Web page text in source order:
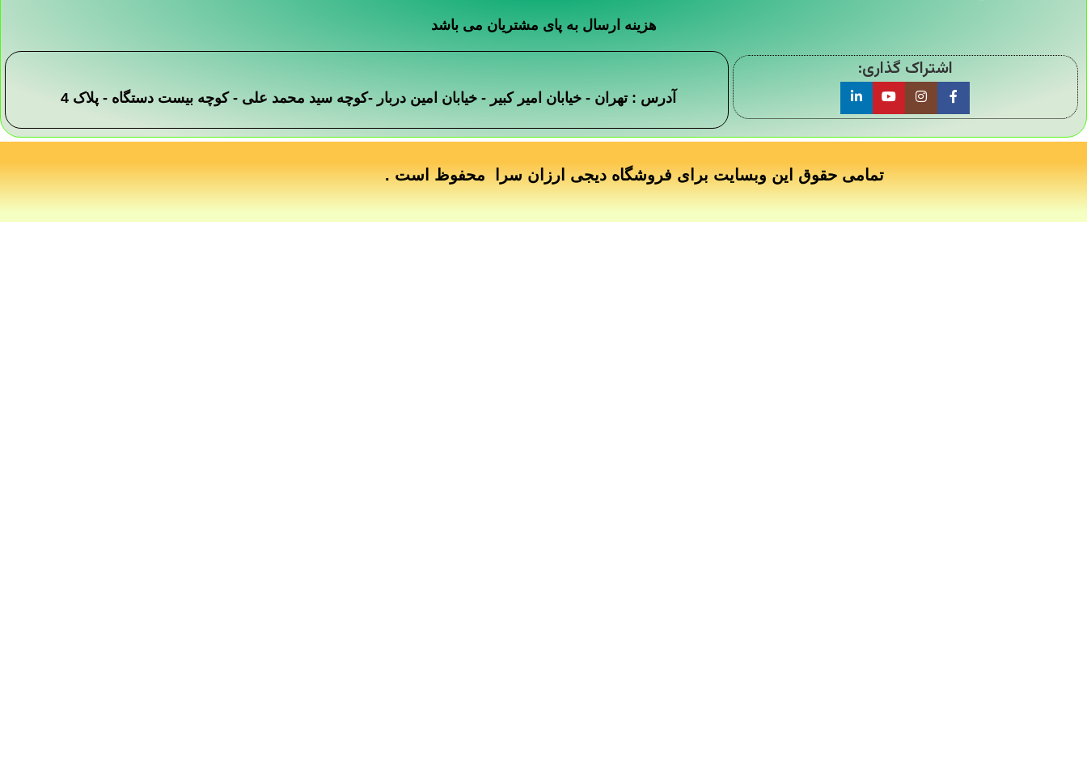
هزینه ارسال به پای مشتریان می باشد
اشتراک گذاری:
آدرس : تهران - خیابان امیر کبیر - خیابان امین دربار -کوچه سید محمد علی - کوچه بیست دستگاه - پلاک 4
تمامی حقوق این وبسایت برای فروشگاه دیجی ارزان سرا محفوظ است .